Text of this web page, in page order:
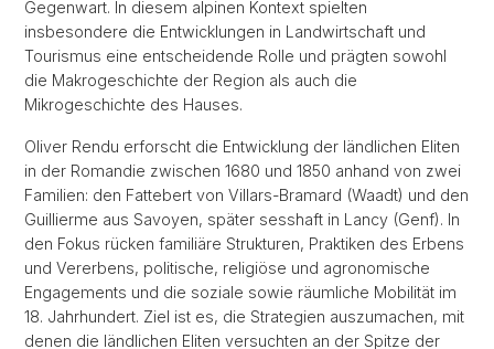
Gegenwart. In diesem alpinen Kontext spielten
insbesondere die Entwicklungen in Landwirtschaft und
Tourismus eine entscheidende Rolle und prägten sowohl
die Makrogeschichte der Region als auch die
Mikrogeschichte des Hauses.
Oliver Rendu erforscht die Entwicklung der ländlichen Eliten
in der Romandie zwischen 1680 und 1850 anhand von zwei
Familien: den Fattebert von Villars-Bramard (Waadt) und den
Guillierme aus Savoyen, später sesshaft in Lancy (Genf). In
den Fokus rücken familiäre Strukturen, Praktiken des Erbens
und Vererbens, politische, religiöse und agronomische
Engagements und die soziale sowie räumliche Mobilität im
18. Jahrhundert. Ziel ist es, die Strategien auszumachen, mit
denen die ländlichen Eliten versuchten an der Spitze der